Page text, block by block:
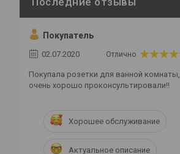
Покупатель
02.07.2020 Отлично
Покупала розетки для ванной комнаты,
очень хорошо проконсультировали!!
Хорошее обслуживание
Актуальное описание